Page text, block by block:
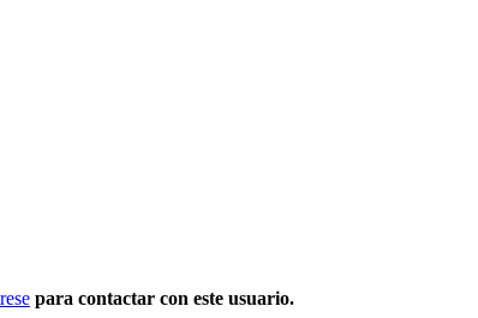
para contactar con este usuario.